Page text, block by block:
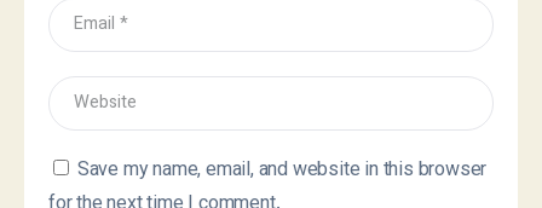
Save my name, email, and website in this browser